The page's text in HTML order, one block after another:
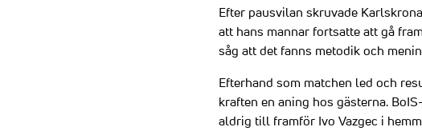
Efter pausvilan skruvade
att hans mannar fortsatte att gå
såg att det fanns metodik och
Efterhand som matchen led och
kraften en aning hos gästerna.
aldrig till framför Ivo Vazgec i